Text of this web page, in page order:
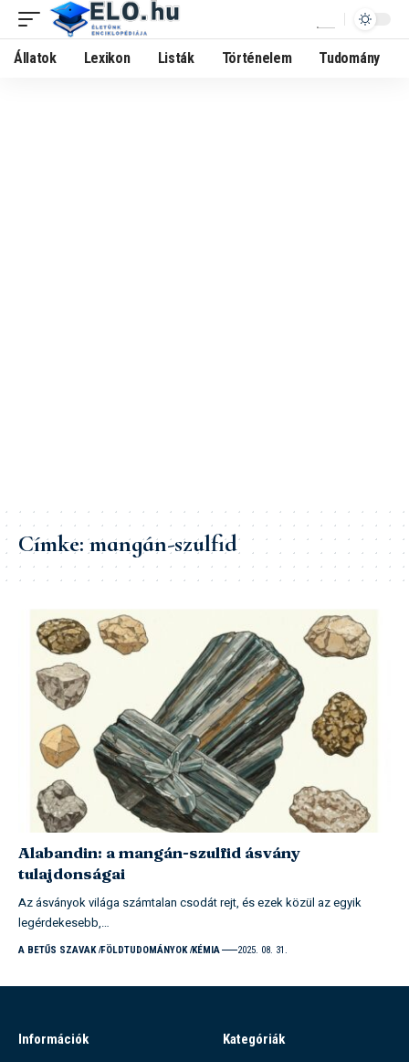
Állatok Lexikon Listák Történelem Tudomány
Címke:mangán-szulfid
Alabandin: a mangán-szulfid ásvány
tulajdonságai
Az ásványok világa számtalan csodát rejt, és ezek közül az egyik
legérdekesebb,…
A BETŰS SZAVAK FÖLDTUDOMÁNYOK KÉMIA 2025. 08. 31.
Információk
Kategóriák